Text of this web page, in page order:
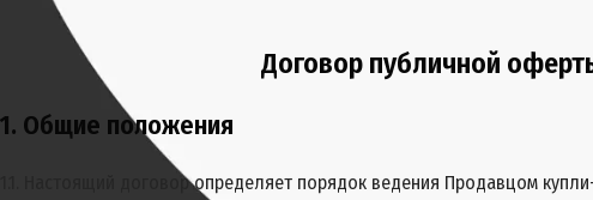
Договор публичной
1. Общие положения
1.1. Настоящий договор определяет порядок ведения Продавцом